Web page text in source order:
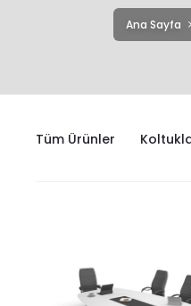
Ana Sayfa
Tüm Ürünler